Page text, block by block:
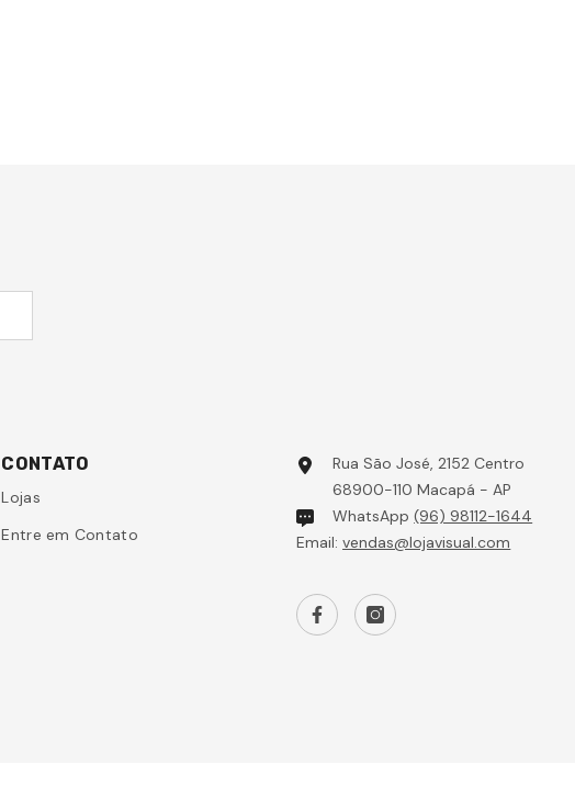
CONTATO
Lojas
Entre em Contato
Rua São José, 2152 Centro
68900-110 Macapá - AP
WhatsApp(96) 98112-1644
Email:vendas@lojavisual.com